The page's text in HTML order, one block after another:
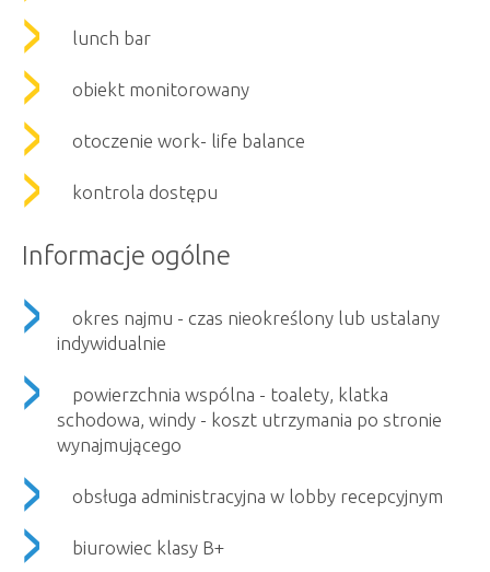
lunch bar
obiekt monitorowany
otoczenie work- life balance
kontrola dostępu
Informacje ogólne
okres najmu - czas nieokreślony lub ustalany
indywidualnie
powierzchnia wspólna - toalety, klatka
schodowa, windy - koszt utrzymania po stronie
wynajmującego
obsługa administracyjna w lobby recepcyjnym
biurowiec klasy B+